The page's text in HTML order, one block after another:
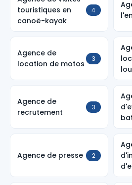
touristiques en
canoë-kayak
4
Agence de
location de motos
3
Agence de
recrutement
3
Agence de presse 2